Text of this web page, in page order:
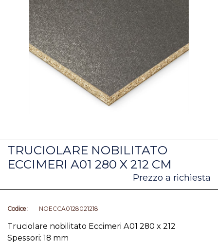
TRUCIOLARE NOBILITATO
ECCIMERI A01 280 X 212 CM
Prezzo a richiesta
Codice: NOECCA0128021218
Truciolare nobilitato Eccimeri A01 280 x 212
Spessori: 18 mm